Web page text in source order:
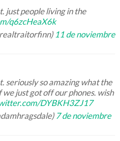
just people living in the
q6zcHeaX6k
11 de noviembre
seriously so amazing what the
just got off our phones. wish
DYBKH3ZJ17
7 de noviembre